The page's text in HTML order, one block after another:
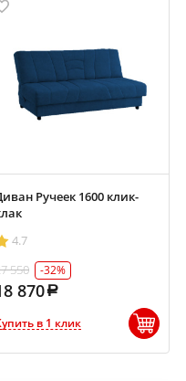
Ручеек 1600 клик-
4.7
550
-32%
870
в 1 клик